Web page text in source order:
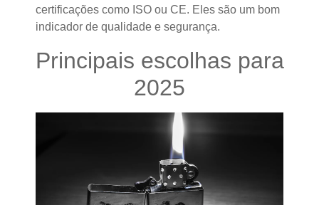
certificações como ISO ou CE. Eles são um bom
indicador de qualidade e segurança.
Principais escolhas para
2025